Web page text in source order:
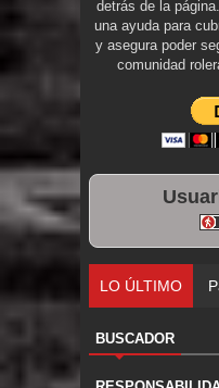
detrás de la
una ayuda para
y asegura poder
comunidad
LO ÚLTIMO
BUSCADOR